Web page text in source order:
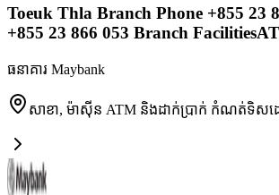
Toeuk Thla Branch Phone +855 23
+855 23 866 053 Branch
ធនាគារ Maybank
សាខា, ម៉ាស៊ីន ATM និងដាក់ប្រាក់ កំណត់ទិស